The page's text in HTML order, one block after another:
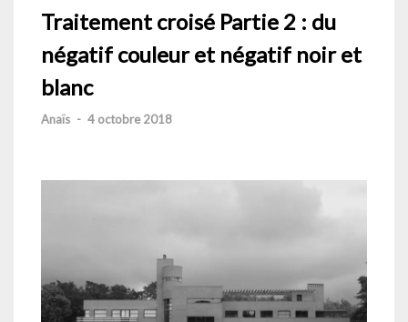
Traitement croisé Partie 2 : du
négatif couleur et négatif noir et
blanc
Anaïs - 4 octobre 2018